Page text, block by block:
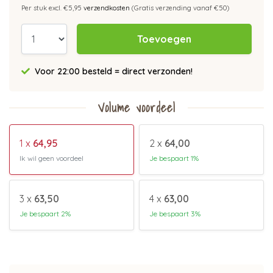
Per stuk excl. €5,95 verzendkosten (Gratis verzending vanaf €50)
Toevoegen
Voor 22:00 besteld = direct verzonden!
Volume voordeel
1 x 64,95
Ik wil geen voordeel
2 x 64,00
Je bespaart 1%
3 x 63,50
Je bespaart 2%
4 x 63,00
Je bespaart 3%